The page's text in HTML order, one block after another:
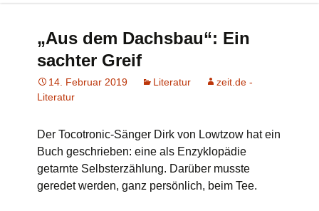
„Aus dem Dachsbau“: Ein
sachter Greif
14. Februar 2019 Literatur
zeit.de -
Literatur
Der Tocotronic-Sänger Dirk von Lowtzow hat ein
Buch geschrieben: eine als Enzyklopädie
getarnte Selbsterzählung. Darüber musste
geredet werden, ganz persönlich, beim Tee.